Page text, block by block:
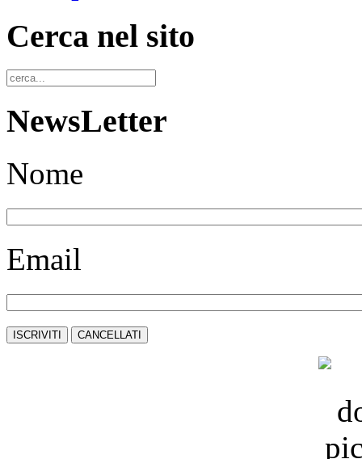
Cerca nel sito
NewsLetter
Nome
Email